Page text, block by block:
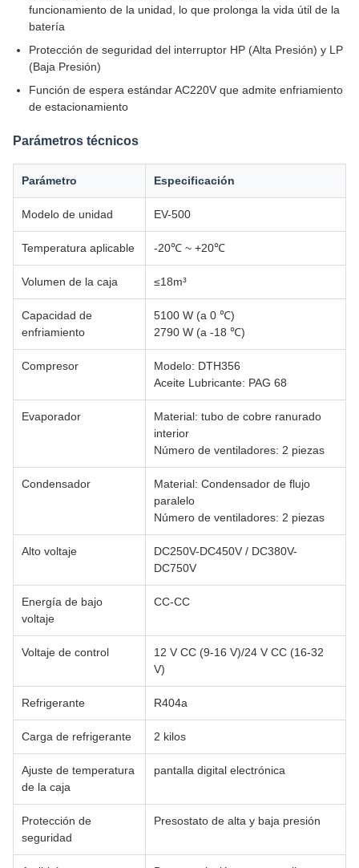
funcionamiento de la unidad, lo que prolonga la vida útil de la
batería
Protección de seguridad del interruptor HP (Alta Presión) y LP
(Baja Presión)
Función de espera estándar AC220V que admite enfriamiento
de estacionamiento
Parámetros técnicos
Parámetro Especificación
Modelo de unidad EV-500
Temperatura aplicable -20℃ ~ +20℃
Volumen de la caja ≤18m³
Capacidad de
enfriamiento
5100 W (a 0 ℃)
2790 W (a -18 ℃)
Compresor
Modelo: DTH356
Aceite Lubricante: PAG 68
Evaporador
Material: tubo de cobre ranurado
interior
Número de ventiladores: 2 piezas
Condensador
Material: Condensador de flujo
paralelo
Número de ventiladores: 2 piezas
Alto voltaje
DC250V-DC450V / DC380V-
DC750V
Energía de bajo
voltaje
CC-CC
Voltaje de control
12 V CC (9-16 V)/24 V CC (16-32
V)
Refrigerante R404a
Carga de refrigerante 2 kilos
Ajuste de temperatura
de la caja
pantalla digital electrónica
Protección de
seguridad
Presostato de alta y baja presión